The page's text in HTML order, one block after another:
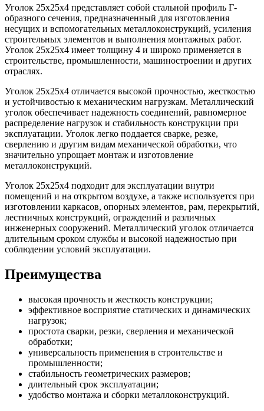
Уголок 25х25х4 представляет собой стальной профиль Г-
образного сечения, предназначенный для изготовления
несущих и вспомогательных металлоконструкций, усиления
строительных элементов и выполнения монтажных работ.
Уголок 25х25х4 имеет толщину 4 и широко применяется в
строительстве, промышленности, машиностроении и других
отраслях.
Уголок 25х25х4 отличается высокой прочностью, жесткостью
и устойчивостью к механическим нагрузкам. Металлический
уголок обеспечивает надежность соединений, равномерное
распределение нагрузок и стабильность конструкции при
эксплуатации. Уголок легко поддается сварке, резке,
сверлению и другим видам механической обработки, что
значительно упрощает монтаж и изготовление
металлоконструкций.
Уголок 25х25х4 подходит для эксплуатации внутри
помещений и на открытом воздухе, а также используется при
изготовлении каркасов, опорных элементов, рам, перекрытий,
лестничных конструкций, ограждений и различных
инженерных сооружений. Металлический уголок отличается
длительным сроком службы и высокой надежностью при
соблюдении условий эксплуатации.
Преимущества
высокая прочность и жесткость конструкции;
эффективное восприятие статических и динамических
нагрузок;
простота сварки, резки, сверления и механической
обработки;
универсальность применения в строительстве и
промышленности;
стабильность геометрических размеров;
длительный срок эксплуатации;
удобство монтажа и сборки металлоконструкций.